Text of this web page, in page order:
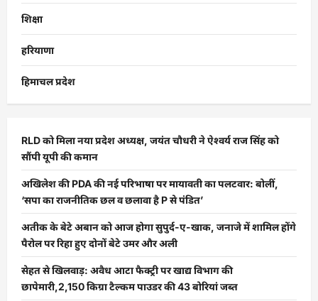
शिक्षा
हरियाणा
हिमाचल प्रदेश
RLD को मिला नया प्रदेश अध्यक्ष, जयंत चौधरी ने ऐश्वर्य राज सिंह को
सौंपी यूपी की कमान
अखिलेश की PDA की नई परिभाषा पर मायावती का पलटवार: बोलीं,
‘सपा का राजनीतिक छल व छलावा है P से पंडित’
अतीक के बेटे अबान को आज होगा सुपुर्द-ए-खाक, जनाजे में शामिल होंगे
पैरोल पर रिहा हुए दोनों बेटे उमर और अली
सेहत से खिलवाड़: अवैध आटा फैक्ट्री पर खाद्य विभाग की
छापेमारी,2,150 किग्रा टैल्कम पाउडर की 43 बोरियां जब्त